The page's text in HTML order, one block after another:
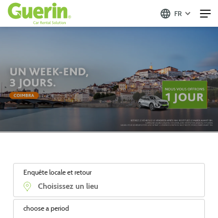
FR
Enquête locale et retour
choose a period